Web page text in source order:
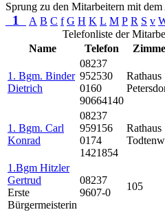
Sprung zu den Mitarbeitern mit dem
1 A B C f G H K L M P R S v
Telefonliste der
Name
Telefon
1. Bgm. Binder
Dietrich
08237
952530
0160
90664140
Rathaus
1. Bgm. Carl
Konrad
08237
959156
0174
1421854
Rathaus
1.Bgm Hitzler
Gertrud
Erste
Bürgermeisterin
08237
9607-0
105